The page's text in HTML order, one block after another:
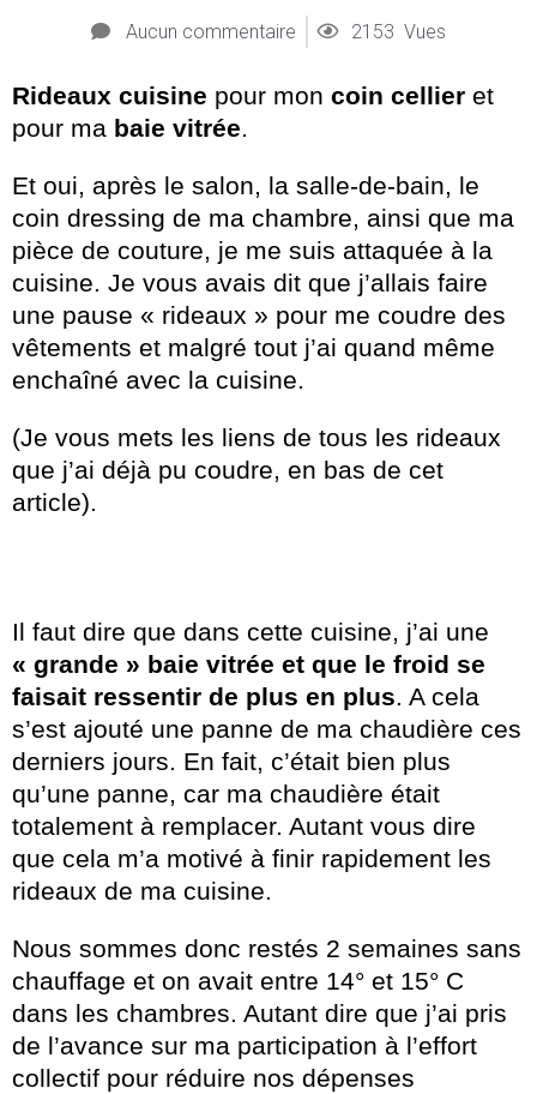
Aucun commentaire 2153 Vues
Rideaux cuisine pour mon coin cellier et
pour ma baie vitrée
Et oui, après le salon, la salle-de-bain, le
coin dressing de ma chambre, ainsi que ma
pièce de couture, je me suis attaquée à la
cuisine. Je vous avais dit que j’allais faire
une pause « rideaux » pour me coudre des
vêtements et malgré tout j’ai quand même
enchaîné avec la cuisine.
(Je vous mets les liens de tous les rideaux
que j’ai déjà pu coudre, en bas de cet
article).
Il faut dire que dans cette cuisine, j’ai une
« grande » baie vitrée et que le froid se
faisait ressentir de plus en plus . A cela
s’est ajouté une panne de ma chaudière ces
derniers jours. En fait, c’était bien plus
qu’une panne, car ma chaudière était
totalement à remplacer. Autant vous dire
que cela m’a motivé à finir rapidement les
rideaux de ma cuisine.
Nous sommes donc restés 2 semaines sans
chauffage et on avait entre 14° et 15° C
dans les chambres. Autant dire que j’ai pris
de l’avance sur ma participation à l’effort
collectif pour réduire nos dépenses